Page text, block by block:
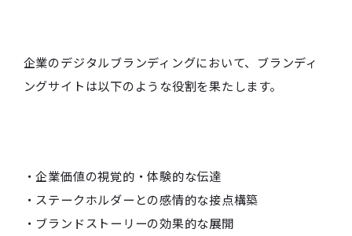
企業のデジタルブランディングにおいて、ブランディ
ングサイトは以下のような役割を果たします。
・企業価値の視覚的・体験的な伝達
・ステークホルダーとの感情的な接点構築
・ブランドストーリーの効果的な展開